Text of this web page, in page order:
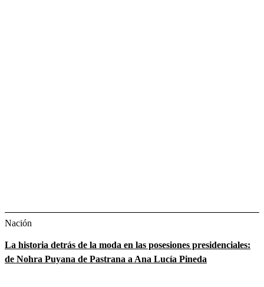
Nación
La historia detrás de la moda en las posesiones presidenciales:
de Nohra Puyana de Pastrana a Ana Lucía Pineda